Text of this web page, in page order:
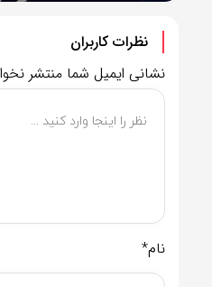
نظرات کاربران
نشانی ایمیل شما منتشر
نام*